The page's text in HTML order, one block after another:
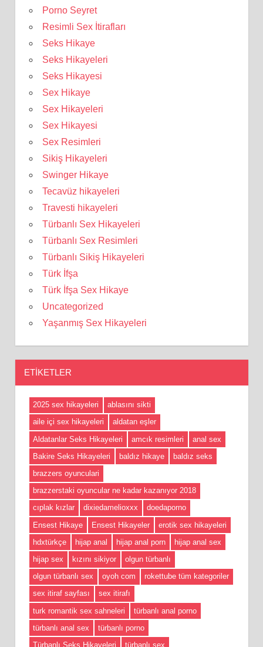
Porno Seyret
Resimli Sex İtirafları
Seks Hikaye
Seks Hikayeleri
Seks Hikayesi
Sex Hikaye
Sex Hikayeleri
Sex Hikayesi
Sex Resimleri
Sikiş Hikayeleri
Swinger Hikaye
Tecavüz hikayeleri
Travesti hikayeleri
Türbanlı Sex Hikayeleri
Türbanlı Sex Resimleri
Türbanlı Sikiş Hikayeleri
Türk İfşa
Türk İfşa Sex Hikaye
Uncategorized
Yaşanmış Sex Hikayeleri
ETIKETLER
2025 sex hikayeleri
ablasını sikti
aile içi sex hikayeleri
aldatan eşler
Aldatanlar Seks Hikayeleri
amcık resimleri
anal sex
Bakire Seks Hikayeleri
baldız hikaye
baldız seks
brazzers oyunculari
brazzerstaki oyuncular ne kadar kazanıyor 2018
cıplak kızlar
dixiedamelioxxx
doedaporno
Ensest Hikaye
Ensest Hikayeler
erotik sex hikayeleri
hdxtürkçe
hijap anal hijap anal porn
hijap anal sex
hijap sex
kızını sikiyor
olgun türbanlı
olgun türbanlı sex
oyoh com
rokettube tüm kategoriler
sex itiraf sayfası
sex itirafı
turk romantik sex sahneleri
türbanlı anal porno
türbanlı anal sex
türbanlı porno
Türbanlı Seks Hikayeleri
türbanlı sex